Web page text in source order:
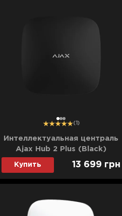
12 3 (1)
Интеллектуальная централь
Ajax Hub 2 Plus (Black)
Купить 13 699 грн